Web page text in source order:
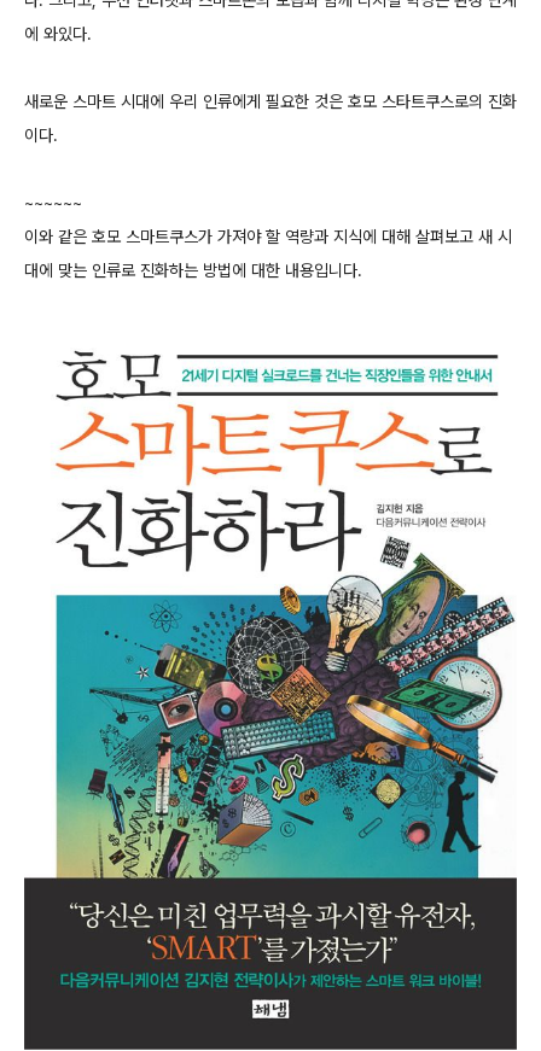
에 와있다.
새로운 스마트 시대에 우리 인류에게 필요한 것은 호모 스타트쿠스로의 진화
이다.
~~~~~~
이와 같은 호모 스마트쿠스가 가져야 할 역량과 지식에 대해 살펴보고 새 시
대에 맞는 인류로 진화하는 방법에 대한 내용입니다.